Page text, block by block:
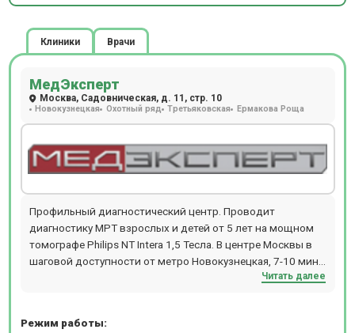
Клиники Врачи
МедЭксперт
Москва, Садовническая, д. 11, стр. 10
Новокузнецкая Охотный ряд Третьяковская Ермакова Роща
Профильный диагностический центр. Проводит
диагностику МРТ взрослых и детей от 5 лет на мощном
томографе Philips NT Intera 1,5 Тесла. В центре Москвы в
шаговой доступности от метро Новокузнецкая, 7-10 мин.
пешком. Прием происходит по предварительной записи.
Читать далее
Режим работы: